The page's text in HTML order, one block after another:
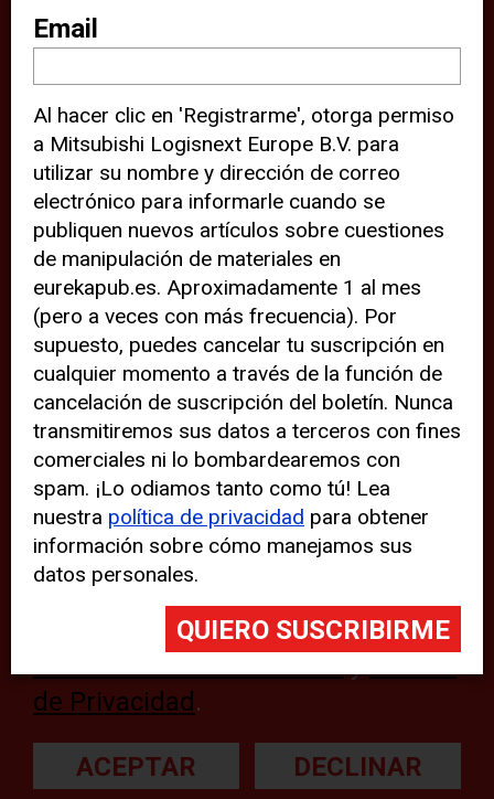
sitio web (por ejemplo, ofreciéndole
información de ubicación). Estas
terceras partes también definen
cookies en su dispositivo y pueden
rastrear su comportamiento en
internet. Al hacer clic en “Aceptar”,
significa que está de acuerdo con el
uso de cookies analíticas y de
terceros para tener una experiencia
óptima en nuestro sitio web. Si
elige “Declinar” el uso de cookies
analíticas y de terceros, evitará que
terceras partes rastreen su
comportamiento en nuestro sitio
web, aunque pueden aparecer
problemas técnicos con el sitio
web. Para obtener más
información, lea nuestra
de Privacidad .
ACEPTAR DECLINAR
Email
Al hacer clic en 'Registrarme', otorga permiso
a Mitsubishi Logisnext Europe B.V. para
utilizar su nombre y dirección de correo
electrónico para informarle cuando se
publiquen nuevos artículos sobre cuestiones
de manipulación de materiales en
eurekapub.es. Aproximadamente 1 al mes
(pero a veces con más frecuencia). Por
supuesto, puedes cancelar tu suscripción en
cualquier momento a través de la función de
cancelación de suscripción del boletín. Nunca
transmitiremos sus datos a terceros con fines
comerciales ni lo bombardearemos con
spam. ¡Lo odiamos tanto como tú! Lea
nuestra política de privacidad para obtener
información sobre cómo manejamos sus
datos personales.